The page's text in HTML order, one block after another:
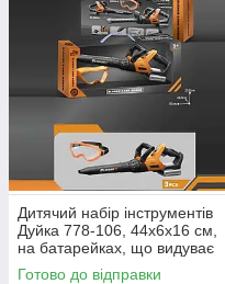
Дитячий набір інструментів
Дуйка 778-106, 44х6х16 см,
на батарейках, що видуває
повітря, захисту окуляри, звук
Готово до відправки